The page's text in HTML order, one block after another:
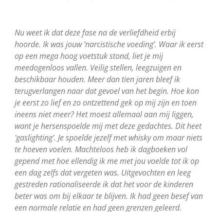
Nu weet ik dat deze fase na de verliefdheid erbij
hoorde. Ik was jouw ‘narcistische voeding’. Waar ik eerst
op een mega hoog voetstuk stond, liet je mij
meedogenloos vallen. Veilig stellen, leegzuigen en
beschikbaar houden. Meer dan tien jaren bleef ik
terugverlangen naar dat gevoel van het begin. Hoe kon
je eerst zo lief en zo ontzettend gek op mij zijn en toen
ineens niet meer? Het moest allemaal aan mij liggen,
want je hersenspoelde mij met deze gedachtes. Dit heet
'gaslighting'. Je spoelde jezelf met whisky om maar niets
te hoeven voelen. Machteloos heb ik dagboeken vol
gepend met hoe ellendig ik me met jou voelde tot ik op
een dag zelfs dat vergeten was. Uitgevochten en leeg
gestreden rationaliseerde ik dat het voor de kinderen
beter was om bij elkaar te blijven. Ik had geen besef van
een normale relatie en had geen grenzen geleerd.